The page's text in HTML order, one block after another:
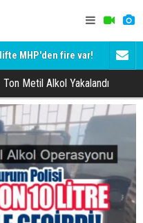
MHP'den fire var! Siyaset-
Altınok ve
Metil Alkol Yakalandı